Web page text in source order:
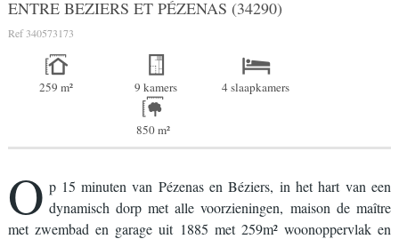
ENTRE BEZIERS ET PÉZENAS (34290)
Ref 340573173
259 m² 9 kamers 4 slaapkamers
850 m²
O p 15 minuten van Pézenas en Béziers, in het hart van een
dynamisch dorp met alle voorzieningen, maison de maître
met zwembad en garage uit 1885 met 259m² woonoppervlak en